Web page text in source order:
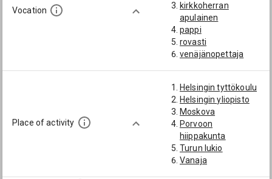
Vocation
kirkkoherran
apulainen
pappi
rovasti
venäjänopettaja
Place of activity
Helsingin tyttökoulu
Helsingin yliopisto
Moskova
Porvoon
hiippakunta
Turun lukio
Vanaja